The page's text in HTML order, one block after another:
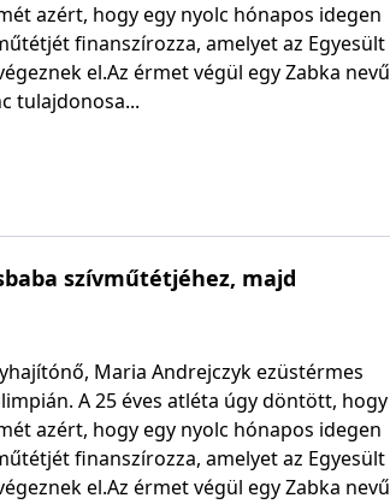
azért, hogy egy nyolc hónapos idegen
finanszírozza, amelyet az Egyesült
el.Az érmet végül egy Zabka nevű
tulajdonosa...
szívműtétjéhez, majd
Maria Andrejczyk ezüstérmes
A 25 éves atléta úgy döntött, hogy
azért, hogy egy nyolc hónapos idegen
finanszírozza, amelyet az Egyesült
el.Az érmet végül egy Zabka nevű